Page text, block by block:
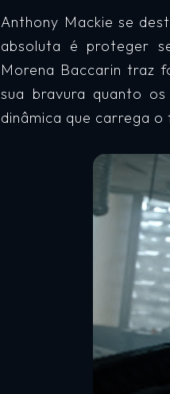
Anthony Mackie se
absoluta é proteger
Morena Baccarin traz
sua bravura quanto
dinâmica que carrega